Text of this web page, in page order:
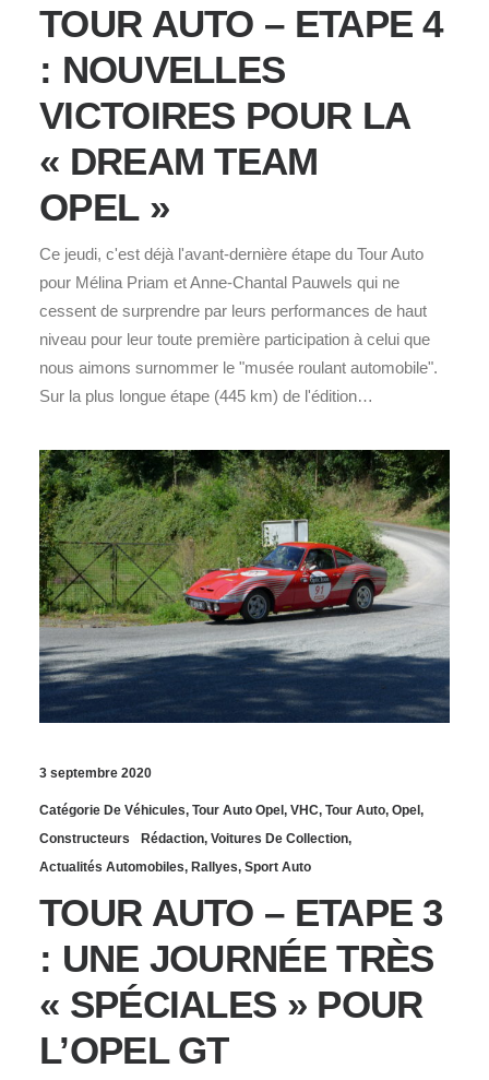
TOUR AUTO – ETAPE 4
: NOUVELLES
VICTOIRES POUR LA
« DREAM TEAM
OPEL »
Ce jeudi, c'est déjà l'avant-dernière étape du Tour Auto
pour Mélina Priam et Anne-Chantal Pauwels qui ne
cessent de surprendre par leurs performances de haut
niveau pour leur toute première participation à celui que
nous aimons surnommer le "musée roulant automobile".
Sur la plus longue étape (445 km) de l'édition…
3 septembre 2020
Catégorie De Véhicules, Tour Auto Opel, VHC, Tour Auto, Opel,
Constructeurs
Rédaction, Voitures De Collection,
Actualités Automobiles, Rallyes, Sport Auto
TOUR AUTO – ETAPE 3
: UNE JOURNÉE TRÈS
« SPÉCIALES » POUR
L’OPEL GT